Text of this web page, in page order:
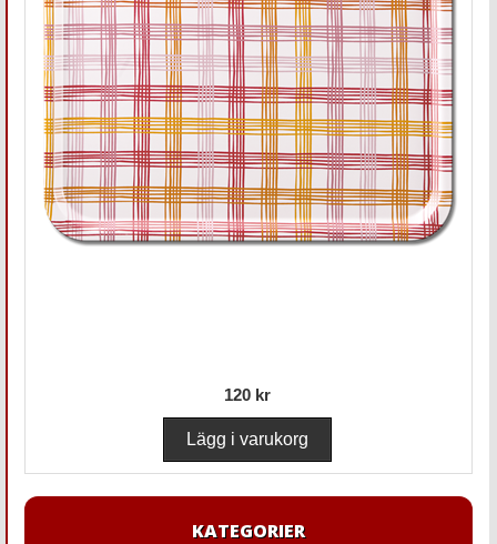
120 kr
KATEGORIER